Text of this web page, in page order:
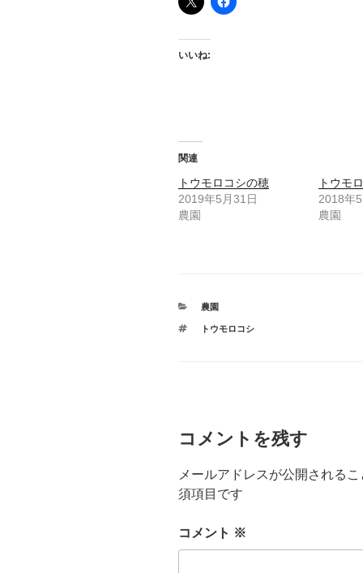
いいね:
関連
トウモロコシの穂
2019年5月31日
農園
トウモ
2018年
農園
カ
ゴ
農園
タトウモロコシ
コメントを残す
メールアドレスが公開される
須項目です
コメント ※